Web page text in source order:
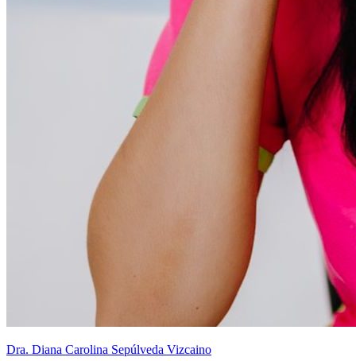
Dra. Diana Carolina Sepúlveda Vizcaino